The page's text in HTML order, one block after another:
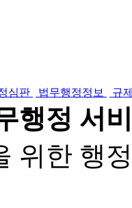
심판 법무행정정보 규
행정 서
위한 행